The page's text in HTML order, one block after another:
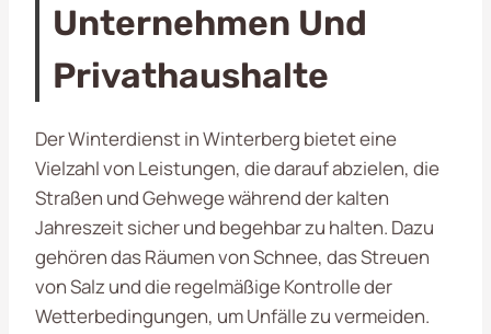
Unternehmen Und
Privathaushalte
Der Winterdienst in Winterberg bietet eine
Vielzahl von Leistungen, die darauf abzielen, die
Straßen und Gehwege während der kalten
Jahreszeit sicher und begehbar zu halten. Dazu
gehören das Räumen von Schnee, das Streuen
von Salz und die regelmäßige Kontrolle der
Wetterbedingungen, um Unfälle zu vermeiden.